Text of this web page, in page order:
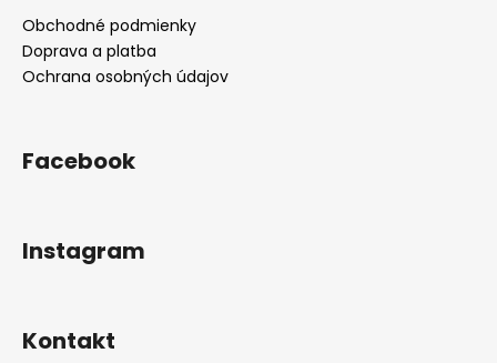
Obchodné podmienky
Doprava a platba
Ochrana osobných údajov
Facebook
Instagram
Kontakt